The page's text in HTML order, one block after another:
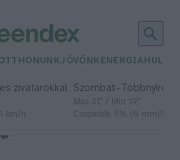
JÖVŐNK ENERGIA
zivatarokkal
km/h
Szombat– Többnyire
Max 31° / Min 19°
Csapadék: 5% (0 mm)